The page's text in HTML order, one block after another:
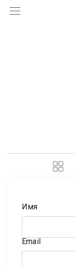
Имя
Email